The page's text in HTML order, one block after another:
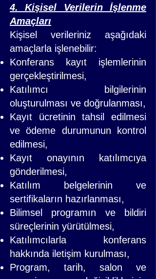
4. Kişisel Verilerin İşlenme
Amaçları
Kişisel verileriniz aşağıdaki
amaçlarla işlenebilir:
Konferans kayıt işlemlerinin
gerçekleştirilmesi,
Katılımcı bilgilerinin
oluşturulması ve doğrulanması,
Kayıt ücretinin tahsil edilmesi
ve ödeme durumunun kontrol
edilmesi,
Kayıt onayının katılımcıya
gönderilmesi,
Katılım belgelerinin ve
sertifikaların hazırlanması,
Bilimsel programın ve bildiri
süreçlerinin yürütülmesi,
Katılımcılarla konferans
hakkında iletişim kurulması,
Program, tarih, salon ve